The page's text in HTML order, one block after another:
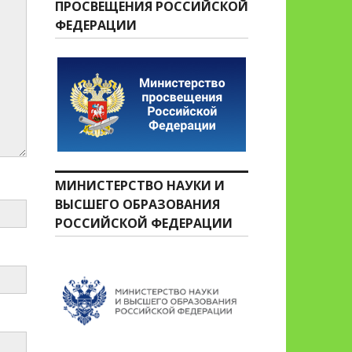
ПРОСВЕЩЕНИЯ РОССИЙСКОЙ
ФЕДЕРАЦИИ
МИНИСТЕРСТВО НАУКИ И
ВЫСШЕГО ОБРАЗОВАНИЯ
РОССИЙСКОЙ ФЕДЕРАЦИИ